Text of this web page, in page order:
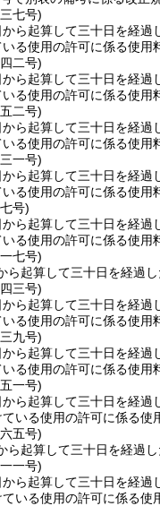
七号)
ら起算して三十日を経過
る使用の許可に係る使用
二号)
ら起算して三十日を経過
る使用の許可に係る使用
二号)
ら起算して三十日を経過
る使用の許可に係る使用
一号)
ら起算して三十日を経過
る使用の許可に係る使用
号)
ら起算して三十日を経過
る使用の許可に係る使用
七号)
ら起算して三十日を経過し
三号)
ら起算して三十日を経過
る使用の許可に係る使用
九号)
ら起算して三十日を経過
る使用の許可に係る使用
一号)
ら起算して三十日を経過
いる使用の許可に係る使
五号)
ら起算して三十日を経過し
一号)
ら起算して三十日を経過
いる使用の許可に係る使